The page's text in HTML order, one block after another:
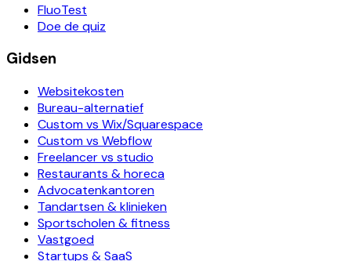
FluoTest
Doe de quiz
Gidsen
Websitekosten
Bureau-alternatief
Custom vs Wix/Squarespace
Custom vs Webflow
Freelancer vs studio
Restaurants & horeca
Advocatenkantoren
Tandartsen & klinieken
Sportscholen & fitness
Vastgoed
Startups & SaaS